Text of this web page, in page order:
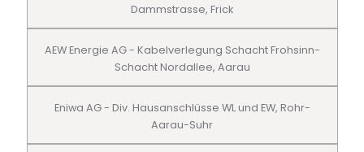
Dammstrasse, Frick
AEW Energie AG - Kabelverlegung Schacht Frohsinn-
Schacht Nordallee, Aarau
Eniwa AG - Div. Hausanschlüsse WL und EW, Rohr-
Aarau-Suhr